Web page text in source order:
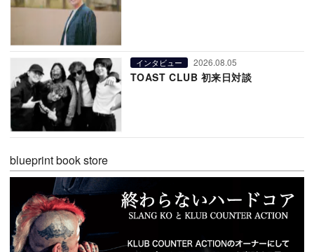
インタビュー 2026.08.05
TOAST CLUB 初来日対談
blueprint book store